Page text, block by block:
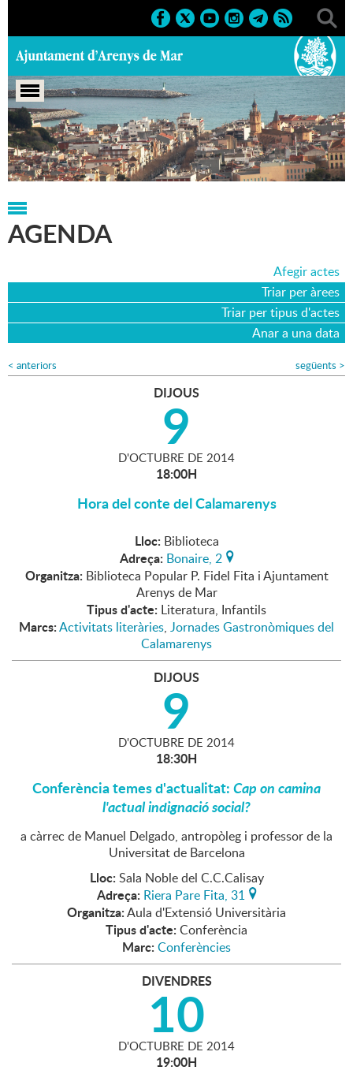
Portada > Agenda > 09-10-2014
AGENDA
Afegir actes
Triar per àrees
Triar per tipus d'actes
Anar a una data
< anteriors següents >
DIJOUS
9
D'OCTUBRE DE 2014
18:00H
Hora del conte del Calamarenys
Lloc: Biblioteca
Adreça: Bonaire, 2
Organitza: Biblioteca Popular P. Fidel Fita i Ajuntament
Arenys de Mar
Tipus d'acte: Literatura, Infantils
Marcs:Activitats literàries, Jornades Gastronòmiques del
Calamarenys
DIJOUS
9
D'OCTUBRE DE 2014
18:30H
Conferència temes d'actualitat:Cap on camina
l'actual indignació social?
a càrrec de Manuel Delgado, antropòleg i professor de la
Universitat de Barcelona
Lloc: Sala Noble del C.C.Calisay
Adreça: Riera Pare Fita, 31
Organitza:Aula d'Extensió Universitària
Tipus d'acte: Conferència
Marc: Conferències
DIVENDRES
10
D'OCTUBRE DE 2014
19:00H